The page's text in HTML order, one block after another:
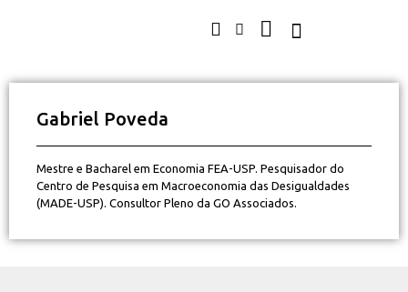
Gabriel Poveda
Mestre e Bacharel em Economia FEA-USP. Pesquisador do
Centro de Pesquisa em Macroeconomia das Desigualdades
(MADE-USP). Consultor Pleno da GO Associados.